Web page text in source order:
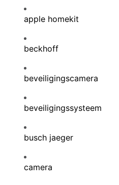
apple homekit
beckhoff
beveiligingscamera
beveiligingssysteem
busch jaeger
camera